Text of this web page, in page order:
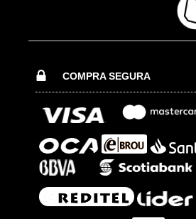
COMPRA SEGURA